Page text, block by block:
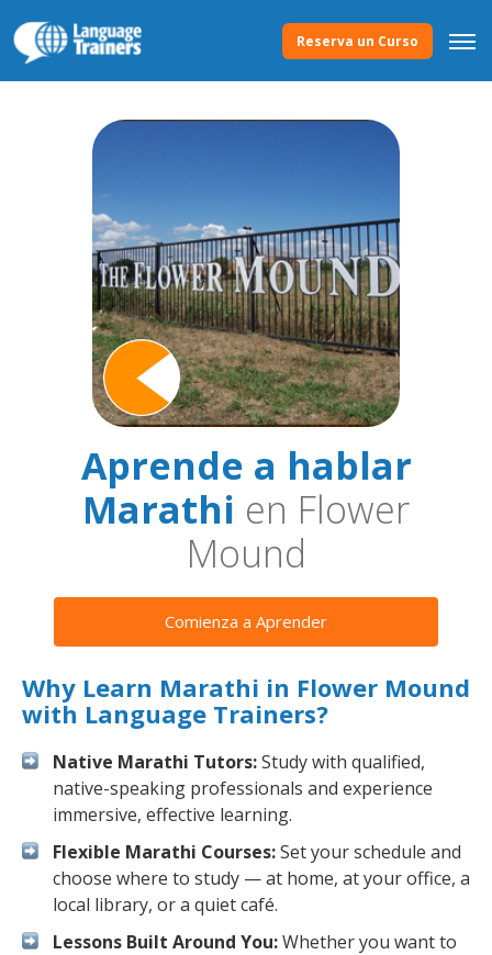
Reserva un Curso
Aprende a hablar
Marathi en Flower
Mound
Comienza a Aprender
Why Learn Marathi in Flower Mound
with Language Trainers?
Native Marathi Tutors:Study with qualified,
native-speaking professionals and experience
immersive, effective learning.
Flexible Marathi Courses:Set your schedule and
choose where to study — at home, at your office, a
local library, or a quiet café.
Lessons Built Around You:Whether you want to